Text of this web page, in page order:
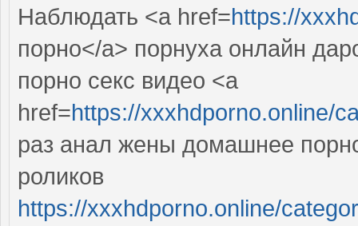
Наблюдать <a href=https://
порно</a> порнуха онлайн
порно секс видео <a
href=https://xxxhdporno.online/
раз анал жены домашнее
роликов
https://xxxhdporno.online/